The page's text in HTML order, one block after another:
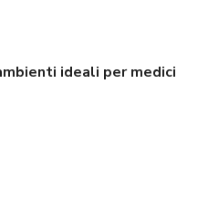
ideali per medici